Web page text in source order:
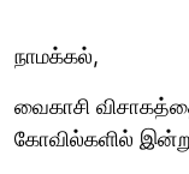
நாமக்கல்,
வைகாசி
கோவில்களில்